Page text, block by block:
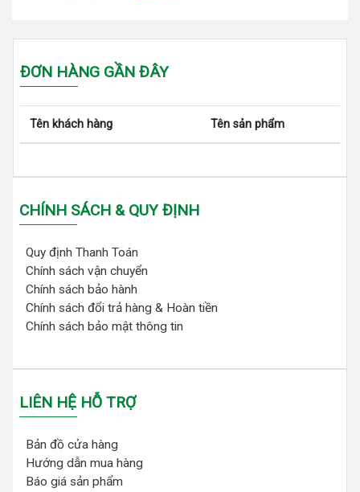
ĐƠN HÀNG GẦN ĐÂY
Tên khách hàng Tên sản phẩm
CHÍNH SÁCH & QUY ĐỊNH
Quy định Thanh Toán
Chính sách vận chuyển
Chính sách bảo hành
Chính sách đổi trả hàng & Hoàn tiền
Chính sách bảo mật thông tin
LIÊN HỆ HỖ TRỢ
Bản đồ cửa hàng
Hướng dẫn mua hàng
Báo giá sản phẩm